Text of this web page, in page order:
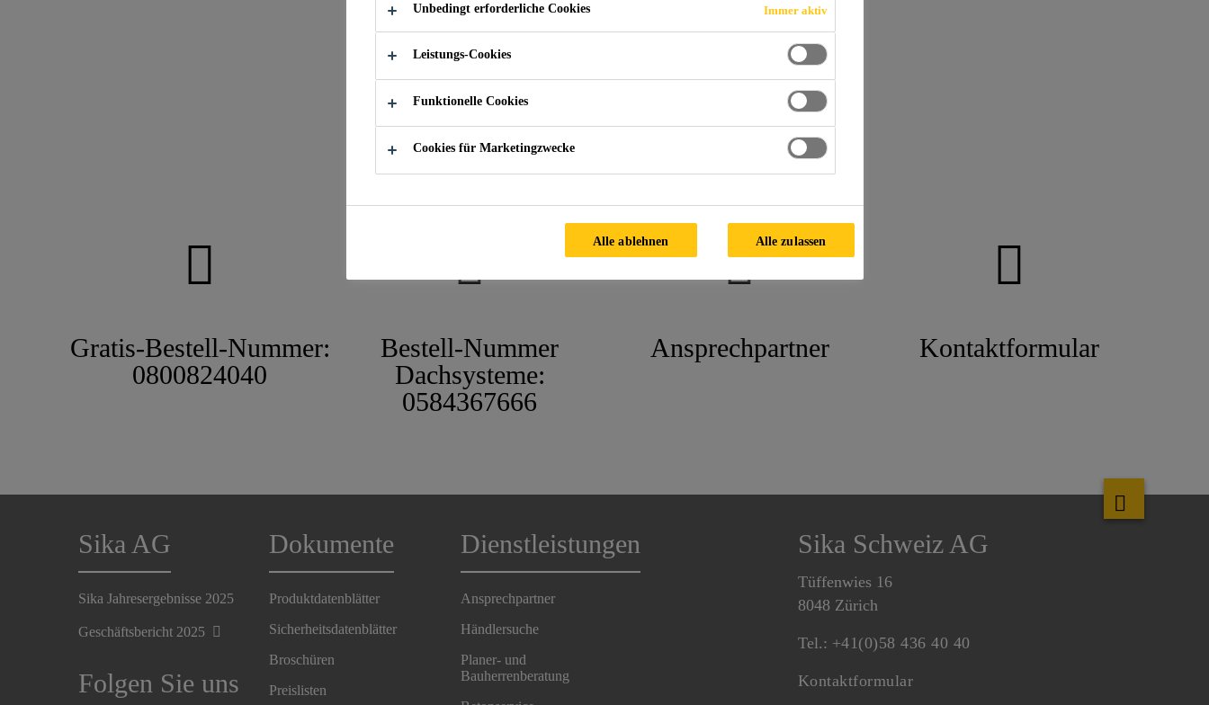
Kontaktieren Sie uns!
Gratis-Bestell-Nummer:
0800824040
Bestell-Nummer
Dachsysteme:
0584367666
Ansprechpartner Kontaktformular
Sika AG
Sika Jahresergebnisse 2025
Geschäftsbericht 2025
Folgen Sie uns
Dokumente
Produktdatenblätter
Sicherheitsdatenblätter
Broschüren
Preislisten
Dienstleistungen
Ansprechpartner
Händlersuche
Planer- und
Bauherrenberatung
Sika Schweiz AG
Tüffenwies 16
8048 Zürich
Tel.: +41(0)58 436 40 40
Kontaktformular
Unbedingt erforderliche Cookies Immer aktiv
Leistungs-Cookies
Funktionelle Cookies
Cookies für Marketingzwecke
Alle ablehnen Alle zulassen